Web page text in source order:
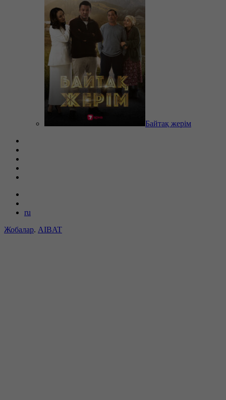
Байтақ жерім
ru
Жобалар. AIBAT